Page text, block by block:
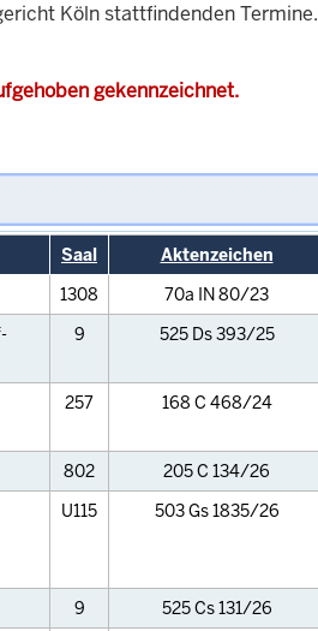
Köln stattfindenden Termine.
gekennzeichnet.
Saal Aktenzeichen
1308 70a IN 80/23
9 525 Ds 393/25
257 168 C 468/24
802
205 C 134/26
U115 503 Gs 1835/26
9
525 Cs 131/26